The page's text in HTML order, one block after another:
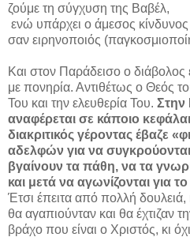
ζούμε τη σύγχυση της Βαβέλ,
ενώ υπάρχει ο άμεσος κίνδυνος
σαν ειρηνοποιός
Και στον Παράδεισο ο
με πονηρία. Αντιθέτως ο Θεός
Του και την ελευθερία Του. Στην
αναφέρεται σε κάποιο
διακριτικός γέροντας έβαζε
αδελφών για να
βγαίνουν τα πάθη, να τα
και μετά να αγωνίζονται για
Έτσι έπειτα από πολλή
θα αγαπιούνταν και θα έχτιζαν
βράχο που είναι ο Χριστός, κι